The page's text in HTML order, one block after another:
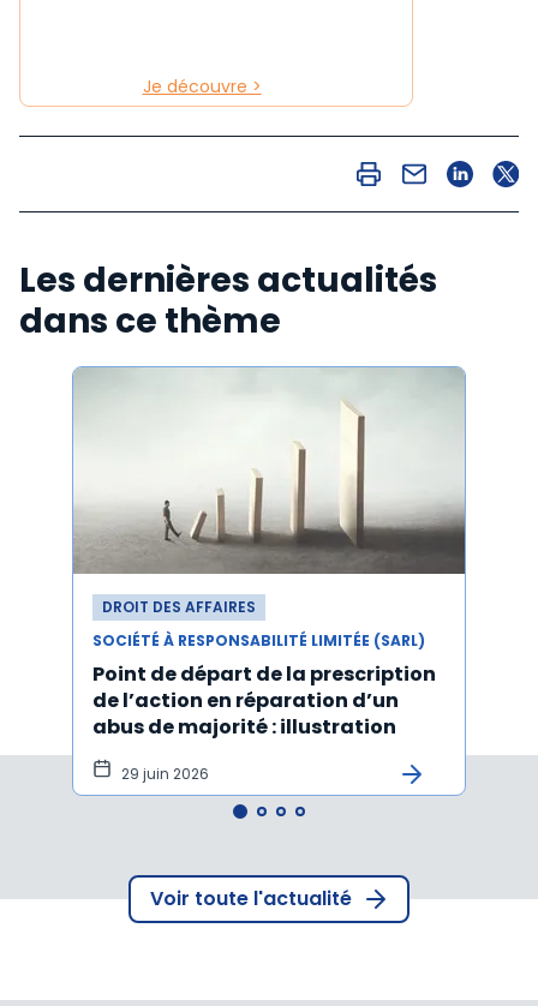
Je découvre >
Les dernières actualités
dans ce thème
DROIT DES AFFAIRES
SOCIÉTÉ À RESPONSABILITÉ LIMITÉE (SARL)
Point de départ de la prescription
de l’action en réparation d’un
abus de majorité : illustration
29 juin 2026
Voir toute l'actualité